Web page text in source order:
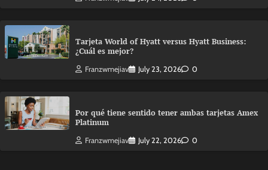
Tarjeta World of Hyatt versus Hyatt Business:
¿Cuál es mejor?
Franzwmejiav July 23, 2026 0
Por qué tiene sentido tener ambas tarjetas Amex
Platinum
Franzwmejiav July 22, 2026 0